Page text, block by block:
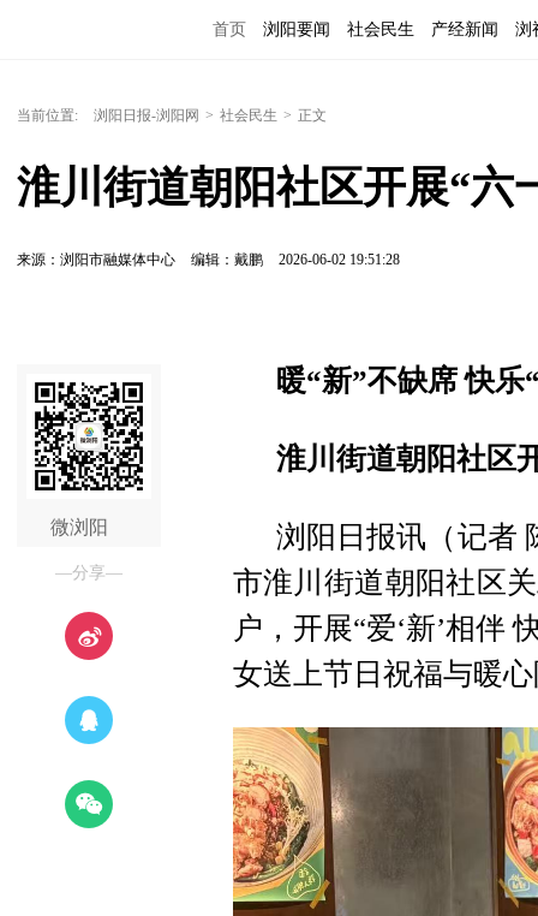
首页 浏阳要闻 社会民生 产经新闻 浏
当前位置: 浏阳日报-浏阳网 > 社会民生 > 正文
淮川街道朝阳社区开展“六
来源：浏阳市融媒体中心 编辑：戴鹏 2026-06-02 19:51:28
微浏阳
—分享—
暖“新”不缺席 快乐
淮川街道朝阳社区
浏阳日报讯（记者
市淮川街道朝阳社区
户，开展“爱‘新’相伴
女送上节日祝福与暖